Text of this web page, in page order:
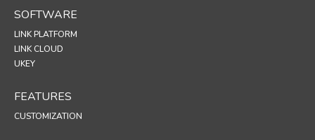
SOFTWARE
LINK PLATFORM
LINK CLOUD
UKEY
FEATURES
CUSTOMIZATION